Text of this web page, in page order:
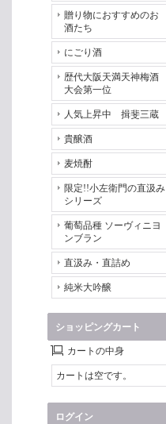
贈り物におすすめのお
酒たち
にごり酒
歴代大阪天満天神梅酒
大会第一位
人気上昇中 揖斐三蔵
貴醸酒
麦焼酎
限定!!小左衛門の直汲み
シリーズ
葡萄品種 ソーヴィニヨ
ンブラン
直汲み・直詰め
純米大吟醸
ショッピングカート
カートの中身
カートは空です。
ログイン